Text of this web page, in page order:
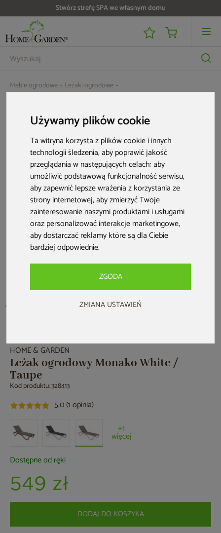
Używamy plików cookie
Ta witryna korzysta z plików cookie i innych
technologii śledzenia, aby poprawić jakość
przeglądania w następujących celach:aby
umożliwić podstawową funkcjonalność serwisu,
aby zapewnić lepsze wrażenia z korzystania ze
strony internetowej,aby zmierzyć Twoje
zainteresowanie naszymi produktami i usługami
oraz personalizować interakcje marketingowe,
aby dostarczać reklamy które są dla Ciebie
bardziej odpowiednie.
ZGODA
ZMIANA USTAWIEŃ
Stwórz strefę SPA we własnym domu
Meble ogrodowe
Leżaki ogrodowe
Leżak ogrodowy Monako White / Taupe
HOME & GARDEN
Leżak ogrodowy Monako White /
Taupe
Kod produktu: 328413
5,0 (1 opinia)
+1
więcej
Dostępne od ręki
549 zł
DODAJ DO KOSZYKA